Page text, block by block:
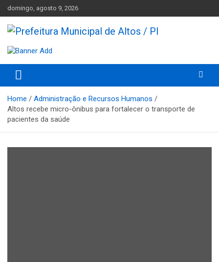
Skip
to
content
domingo, agosto 9, 2026
Prefeitura Municipal de Altos /
PI
Home
Administração e Recursos Humanos
Altos recebe micro-ônibus para fortalecer o transporte de
pacientes da saúde